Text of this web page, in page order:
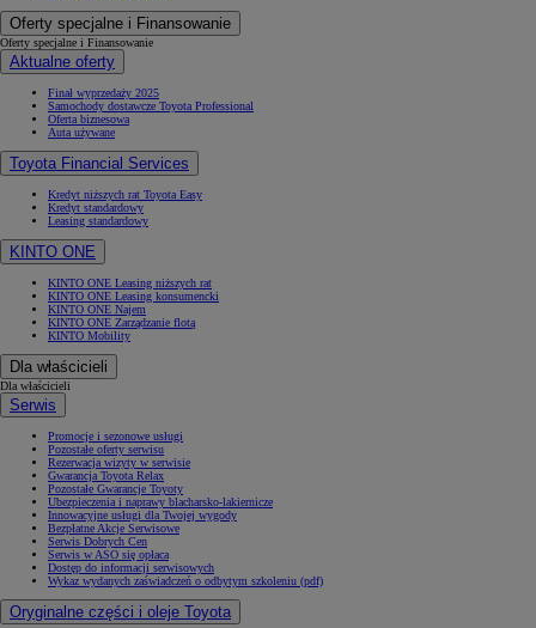
Oferty specjalne i Finansowanie
Oferty specjalne i Finansowanie
Aktualne oferty
Finał wyprzedaży 2025
Samochody dostawcze Toyota Professional
Oferta biznesowa
Auta używane
Toyota Financial Services
Kredyt niższych rat Toyota Easy
Kredyt standardowy
Leasing standardowy
KINTO ONE
KINTO ONE Leasing niższych rat
KINTO ONE Leasing konsumencki
KINTO ONE Najem
KINTO ONE Zarządzanie flotą
KINTO Mobility
Dla właścicieli
Dla właścicieli
Serwis
Promocje i sezonowe usługi
Pozostałe oferty serwisu
Rezerwacja wizyty w serwisie
Gwarancja Toyota Relax
Pozostałe Gwarancje Toyoty
Ubezpieczenia i naprawy blacharsko-lakiernicze
Innowacyjne usługi dla Twojej wygody
Bezpłatne Akcje Serwisowe
Serwis Dobrych Cen
Serwis w ASO się opłaca
Dostęp do informacji serwisowych
Wykaz wydanych zaświadczeń o odbytym szkoleniu (pdf)
Oryginalne części i oleje Toyota